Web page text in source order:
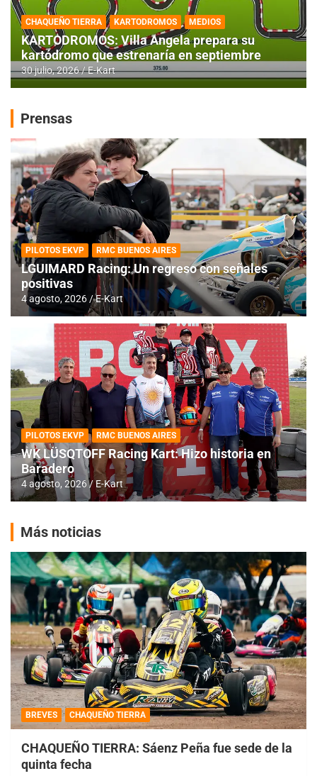
CHAQUEÑO TIERRA KARTODROMOS MEDIOS
KARTODROMOS: Villa Angela prepara su
kartódromo que estrenaría en septiembre
30 julio, 2026 E-Kart
Prensas
PILOTOS EKVP RMC BUENOS AIRES
LGUIMARD Racing: Un regreso con señales
positivas
4 agosto, 2026 E-Kart
PILOTOS EKVP RMC BUENOS AIRES
WK LÜSQTOFF Racing Kart: Hizo historia en
Baradero
4 agosto, 2026 E-Kart
Más noticias
BREVES CHAQUEÑO TIERRA
CHAQUEÑO TIERRA: Sáenz Peña fue sede de la
quinta fecha